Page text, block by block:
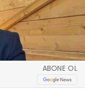
ABONE OL